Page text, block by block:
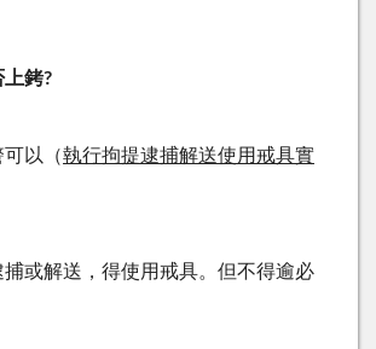
上銬?
以（執行拘提逮捕解送使用戒具實
或解送，得使用戒具。但不得逾必